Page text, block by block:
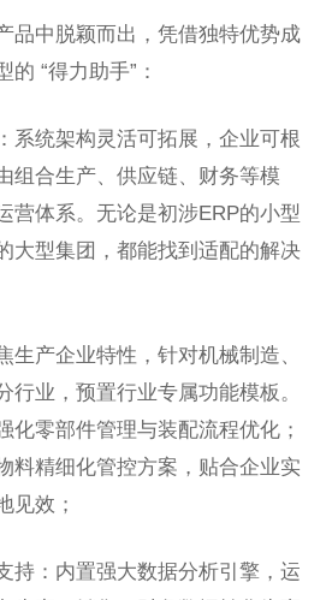
品中脱颖而出，凭借独特优势成
“得力助手”：
系统架构灵活可拓展，企业可根
组合生产、供应链、财务等模
营体系。无论是初涉ERP的小型
大型集团，都能找到适配的解决
生产企业特性，针对机械制造、
行业，预置行业专属功能模板。
化零部件管理与装配流程优化；
料精细化管控方案，贴合企业实
见效；
持：内置强大数据分析引擎，运